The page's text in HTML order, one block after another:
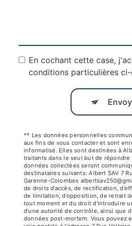
En cochant cette case,
conditions particulières
** Les données personnelles
aux fins de vous contacter et sont
informatisé. Elles sont destinées à
traitants dans le seul but de répondre
données collectées seront
destinataires suivants: Albert SAV 7
Garenne-Colombes
de droits d’accès, de rectification,
de limitation, d’opposition, de retrait
tout moment et du droit d’introduire
d’une autorité de contrôle, ainsi que
données post-mortem. Vous pouvez